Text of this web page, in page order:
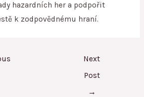
hazardních her a podpořit
k zodpovědnému hraní.
Next
Post
→